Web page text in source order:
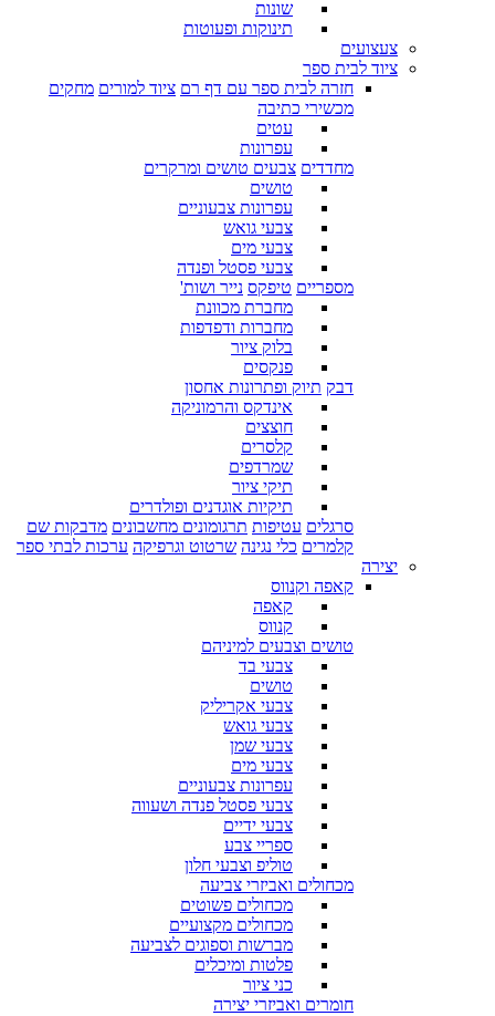
שונות
תינוקות ופעוטות
צעצועים
ציוד לבית ספר
חזרה לבית ספר עם דף רם ציוד למורים מחקים
מכשירי כתיבה
עטים
עפרונות
מחדדים צבעים טושים ומרקרים
טושים
עפרונות צבעוניים
צבעי גואש
צבעי מים
צבעי פסטל ופנדה
מספריים טיפקס נייר ושות'
מחברת מכוונת
מחברות ודפדפות
בלוק ציור
פנקסים
דבק תיוק ופתרונות אחסון
אינדקס והרמוניקה
חוצצים
קלסרים
שמרדפים
תיקי ציור
תיקיות אוגדנים ופולדרים
סרגלים עטיפות תרגומונים מחשבונים מדבקות שם
קלמרים כלי נגינה שרטוט וגרפיקה ערכות לבתי ספר
יצירה
קאפה וקנווס
קאפה
קנווס
טושים וצבעים למיניהם
צבעי בד
טושים
צבעי אקריליק
צבעי גואש
צבעי שמן
צבעי מים
עפרונות צבעוניים
צבעי פסטל פנדה ושעווה
צבעי ידיים
ספריי צבע
טוליפ וצבעי חלון
מכחולים ואביזרי צביעה
מכחולים פשוטים
מכחולים מקצועיים
מברשות וספוגים לצביעה
פלטות ומיכלים
כני ציור
חומרים ואביזרי יצירה